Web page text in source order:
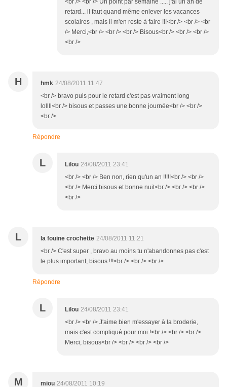
<br /> <br /> Un point par semaine ..... j'ai un an de
retard... il faut quand même enlever les vacances
scolaires , mais il m'en reste à faire !!!<br /> <br /> <br
/> Merci,<br /> <br /> <br /> Bisous<br /> <br /> <br />
<br />
H hmk 24/08/2011 11:47
<br /> bravo puis pour le retard c'est pas vraiment long
lollll<br /> bisous et passes une bonne journée<br /> <br />
<br />
Répondre
L Lilou 24/08/2011 23:41
<br /> <br /> Ben non, rien qu'un an !!!!!<br /> <br />
<br /> Merci bisous et bonne nuit<br /> <br /> <br />
<br />
L la fouine crochette 24/08/2011 11:21
<br /> C'est super , bravo au moins tu n'abandonnes pas c'est
le plus important, bisous !!!<br /> <br /> <br />
Répondre
L Lilou 24/08/2011 23:41
<br /> <br /> J'aime bien m'essayer à la broderie,
mais c'est compliqué pour moi !<br /> <br /> <br />
Merci, bisous<br /> <br /> <br /> <br />
M miou 24/08/2011 10:19